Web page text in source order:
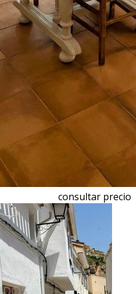
consultar precio